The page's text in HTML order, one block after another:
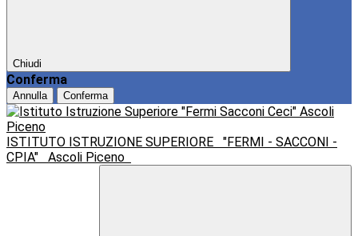
Chiudi
Conferma
Annulla Conferma
ISTITUTO ISTRUZIONE SUPERIORE
"FERMI - SACCONI -
CPIA"
Ascoli Piceno